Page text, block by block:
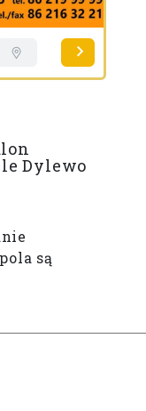
Dylewo
są